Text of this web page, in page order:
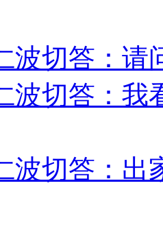
波切答：请
波切答：我
波切答：出